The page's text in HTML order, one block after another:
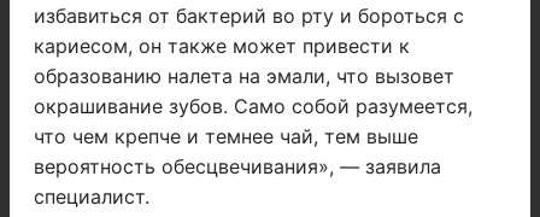
избавиться от бактерий во рту и бороться с
кариесом, он также может привести к
образованию налета на эмали, что вызовет
окрашивание зубов. Само собой разумеется,
что чем крепче и темнее чай, тем выше
вероятность обесцвечивания», — заявила
специалист.